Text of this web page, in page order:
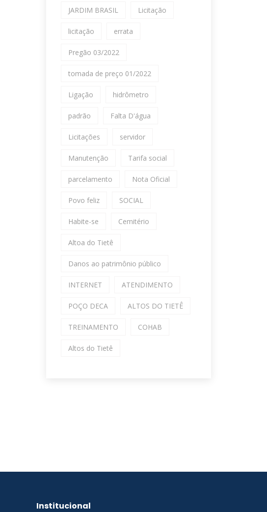
JARDIM BRASIL Licitação
licitação errata
Pregão 03/2022
tomada de preço 01/2022
Ligação hidrômetro
padrão Falta D'água
Licitações servidor
Manutenção Tarifa social
parcelamento Nota Oficial
Povo feliz SOCIAL
Habite-se Cemitério
Altoa do Tietê
Danos ao patrimônio público
INTERNET ATENDIMENTO
POÇO DECA ALTOS DO TIETÊ
TREINAMENTO COHAB
Altos do Tietê
Institucional